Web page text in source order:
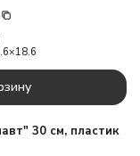
30 см, пластик